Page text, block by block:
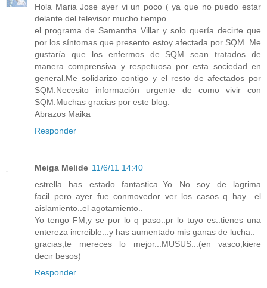
Hola Maria Jose ayer vi un poco ( ya que no puedo estar
delante del televisor mucho tiempo
el programa de Samantha Villar y solo quería decirte que
por los síntomas que presento estoy afectada por SQM. Me
gustaría que los enfermos de SQM sean tratados de
manera comprensiva y respetuosa por esta sociedad en
general.Me solidarizo contigo y el resto de afectados por
SQM.Necesito información urgente de como vivir con
SQM.Muchas gracias por este blog.
Abrazos Maika
Responder
Meiga Melide 11/6/11 14:40
estrella has estado fantastica..Yo No soy de lagrima
facil..pero ayer fue conmovedor ver los casos q hay.. el
aislamiento..el agotamiento..
Yo tengo FM,y se por lo q paso..pr lo tuyo es..tienes una
entereza increible...y has aumentado mis ganas de lucha..
gracias,te mereces lo mejor...MUSUS...(en vasco,kiere
decir besos)
Responder